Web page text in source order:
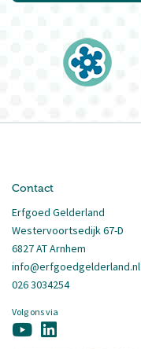
Contact
Erfgoed Gelderland
Westervoortsedijk 67-D
6827 AT Arnhem
info@erfgoedgelderland.nl
026 3034254
Volg ons via